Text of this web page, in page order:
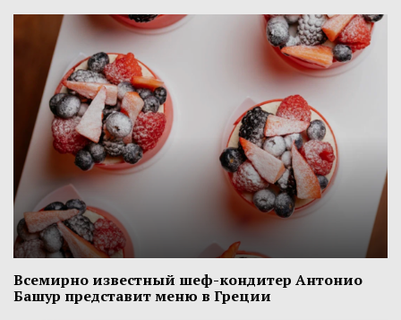
Всемирно известный шеф-кондитер Антонио
Башур представит меню в Греции